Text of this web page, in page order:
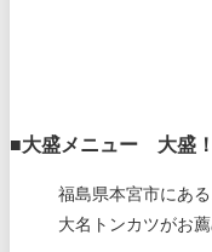
■大盛メニュー 大盛
福島県本宮市にある
大名トンカツがお薦